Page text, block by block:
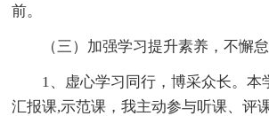
前。
（三）加强学习提升素养，不懈怠
1、虚心学习同行，博采众长。本
汇报课,示范课，我主动参与听课、评